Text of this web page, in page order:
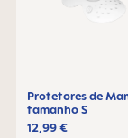
Protetores de
tamanho S
12,99 €